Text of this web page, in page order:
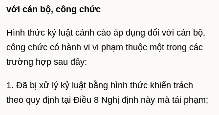
với cán bộ, công chức
Hình thức kỷ luật cảnh cáo áp dụng đối với cán bộ,
công chức có hành vi vi phạm thuộc một trong các
trường hợp sau đây:
1. Đã bị xử lý kỷ luật bằng hình thức khiển trách
theo quy định tại Điều 8 Nghị định này mà tái phạm;